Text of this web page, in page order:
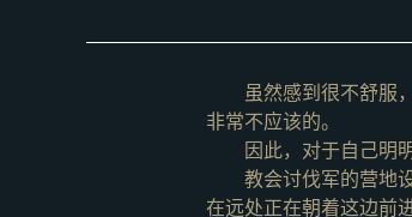
虽然感到很不舒服
非常不应该的。
因此，对于自己明
教会讨伐军的营地
在远处正在朝着这边前进